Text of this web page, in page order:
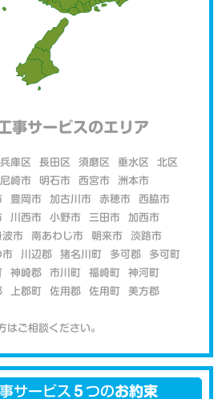
事サービスのエリア
兵庫区 長田区 須磨区 垂水区
北区
尼崎市 明石市 西宮市
洲本市
豊岡市 加古川市 赤穂市
西脇市
川西市 小野市 三田市
加西市
波市 南あわじ市 朝来市
淡路市
市 川辺郡 猪名川町 多可郡
多可町
神崎郡 市川町 福崎町
神河町
上郡町 佐用郡 佐用町
美方郡
ご相談ください。
サービス ５ つのお約束